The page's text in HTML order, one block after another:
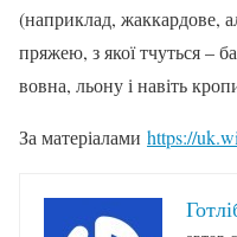
(наприклад, жаккардове,
пряжею, з якої тчуться –
вовна, льону і навіть
За матеріалами https://